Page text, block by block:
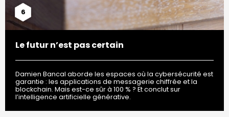
6
Le futur n’est pas certain
Damien Bancal aborde les espaces où la cybersécurité est
garantie : les applications de messagerie chiffrée et la
blockchain. Mais est-ce sûr à 100 % ? Et conclut sur
l’intelligence artificielle générative.